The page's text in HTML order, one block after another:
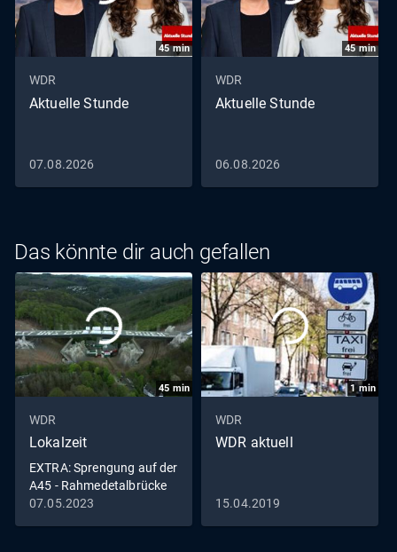
45min
WDR
Aktuelle Stunde
07.08.2026
45min
WDR
Aktuelle Stunde
06.08.2026
Das könnte dir auch gefallen
45 min
WDR
Lokalzeit
EXTRA: Sprengung auf der
A45 - Rahmedetalbrücke
in Lüdenscheid fällt
07.05.2023
1min
WDR
WDR aktuell
15.04.2019